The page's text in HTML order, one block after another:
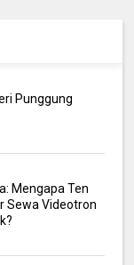
Punggung
Mengapa Ten
Sewa Videotron